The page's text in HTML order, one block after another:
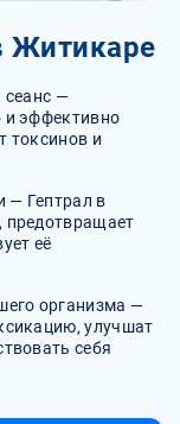
Житикаре
сеанс —
и эффективно
токсинов и
— Гептрал в
предотвращает
её
организма —
улучшат
себя